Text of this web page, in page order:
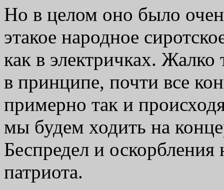
Но в целом оно было
этакое народное
как в электричках. Жалко
в принципе, почти все
примерно так и
мы будем ходить на
Беспредел и оскорбления
патриота.